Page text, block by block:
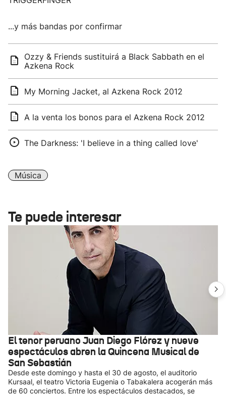
...y más bandas por confirmar
Ozzy & Friends sustituirá a Black Sabbath en el
Azkena Rock
My Morning Jacket, al Azkena Rock 2012
A la venta los bonos para el Azkena Rock 2012
The Darkness: 'I believe in a thing called love'
Música
Te puede interesar
El tenor peruano Juan Diego Flórez y nueve
espectáculos abren la Quincena Musical de
San Sebastián
Desde este domingo y hasta el 30 de agosto, el auditorio
Kursaal, el teatro Victoria Eugenia o Tabakalera acogerán más
de 60 conciertos. Entre los espectáculos destacados, se